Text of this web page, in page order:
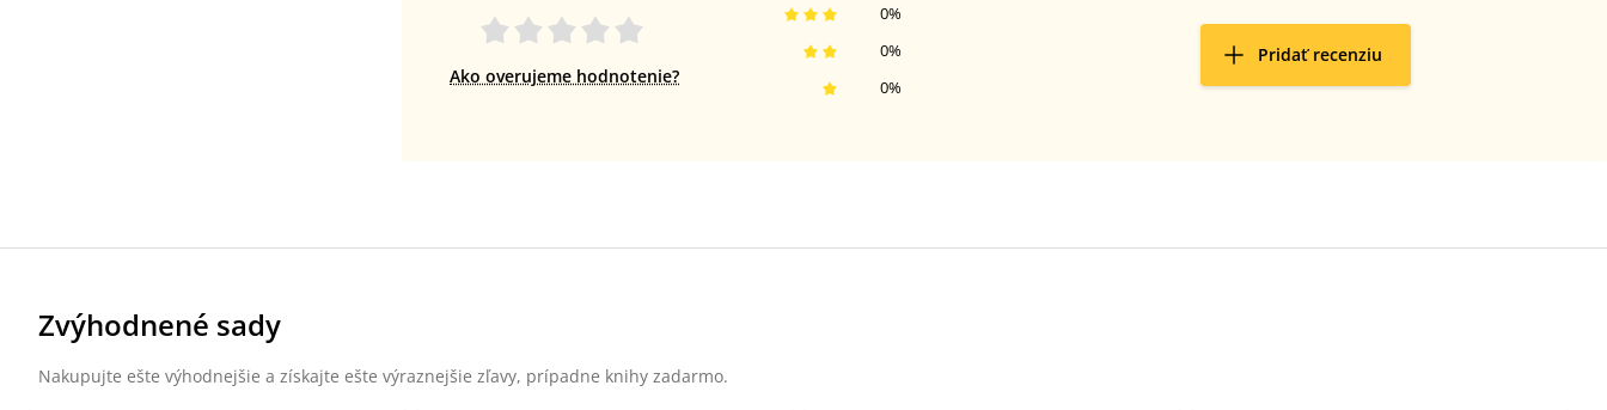
Ako overujeme hodnotenie? 0%
0%
0%
Pridať recenziu
Zvýhodnené sady
Nakupujte ešte výhodnejšie a získajte ešte výraznejšie zľavy, prípadne knihy zadarmo.